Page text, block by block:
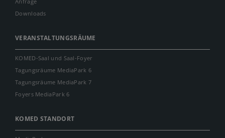
Downloads
VERANSTALTUNGSRÄUME
KOMED-Saal und Saal-Foyer
Tagungsräume MediaPark 6
Tagungsräume MediaPark 7
Foyers MediaPark 6
KOMED STANDORT